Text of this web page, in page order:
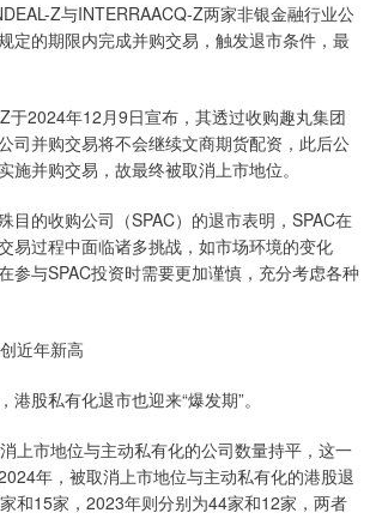
Z与INTERRAACQ-Z两家非银金融行业公
定的期限内完成并购交易，触发退市条件，最
于2024年12月9日宣布，其透过收购趣丸集团
司并购交易将不会继续文商期货配资，此后公
施并购交易，故最终被取消上市地位。
目的收购公司（SPAC）的退市表明，SPAC在
易过程中面临诸多挑战，如市场环境的变化
参与SPAC投资时需要更加谨慎，充分考虑各种
近年新高
股私有化退市也迎来“爆发期”。
上市地位与主动私有化的公司数量持平，这一
年，被取消上市地位与主动私有化的港股退
和15家，2023年则分别为44家和12家，两者